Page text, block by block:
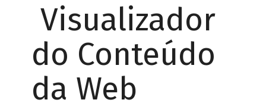
Visualizador
do Conteúdo
da Web